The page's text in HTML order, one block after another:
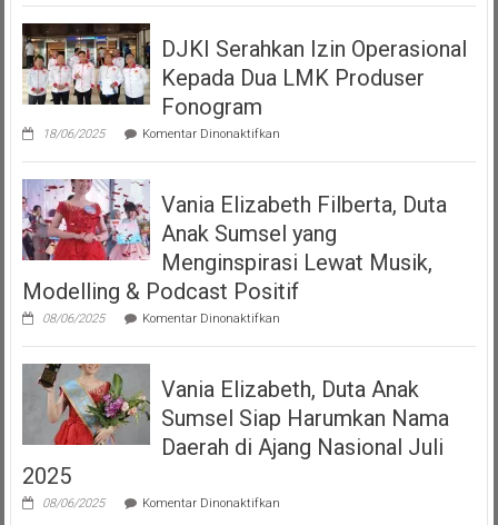
Seperempat
Bangga
Mempersembahkan
Podcast
DJKI Serahkan Izin Operasional
Kepada Dua LMK Produser
Fonogram
18/06/2025 Komentar Dinonaktifkanpada
Serahkan
Operasional
Dua
LMK
Produser
Fonogram
Vania Elizabeth Filberta, Duta
Anak Sumsel yang
Menginspirasi Lewat Musik,
Modelling & Podcast Positif
08/06/2025 Komentar Dinonaktifkanpada
Elizabeth
Duta
Sumsel
Menginspirasi
Modelling
Vania Elizabeth, Duta Anak
Sumsel Siap Harumkan Nama
Daerah di Ajang Nasional Juli
2025
08/06/2025 Komentar Dinonaktifkanpada